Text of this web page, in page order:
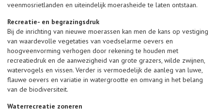
veenmosrietlanden en uiteindelijk moerasheide te laten ontstaan.
Recreatie- en begrazingsdruk
Bij de inrichting van nieuwe moerassen kan men de kans op vestiging
van waardevolle vegetaties van voedselarme oevers en
hoogveenvorming verhogen door rekening te houden met
recreatiedruk en de aanwezigheid van grote grazers, wilde zwijnen,
watervogels en vissen. Verder is vermoedelijk de aanleg van luwe,
flauwe oevers en variatie in watergrootte en omvang in het belang
van de biodiversiteit.
Waterrecreatie zoneren